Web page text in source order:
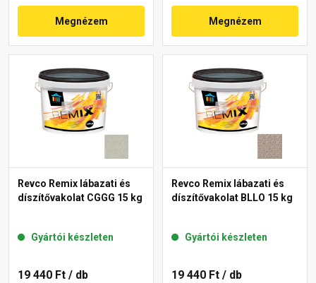
Megnézem Megnézem
Revco Remix lábazati és
díszítővakolat CGGG 15 kg
Gyártói készleten
19 440 Ft / db
Revco Remix lábazati és
díszítővakolat BLLO 15 kg
Gyártói készleten
19 440 Ft / db